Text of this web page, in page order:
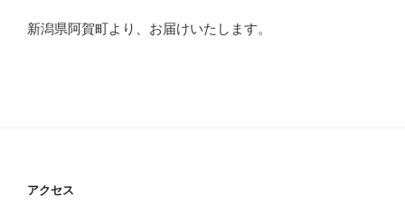
新潟県阿賀町より、お届けいたします。
アクセス